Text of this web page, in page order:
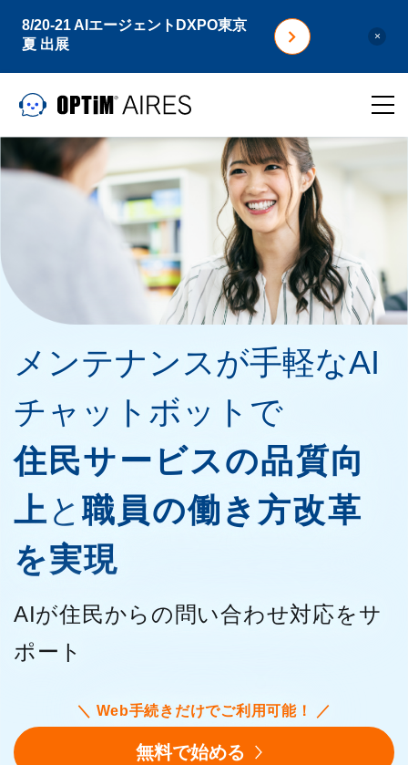
8/20-21 AIエージェントDXPO東京
夏 出展
×
メンテナンスが手軽なAI
チャットボットで
住民サービスの品質向
上と職員の働き方改革
を実現
AIが住民からの問い合わせ対応をサ
ポート
＼ Web手続きだけでご利用可能！ ／
無料で始める